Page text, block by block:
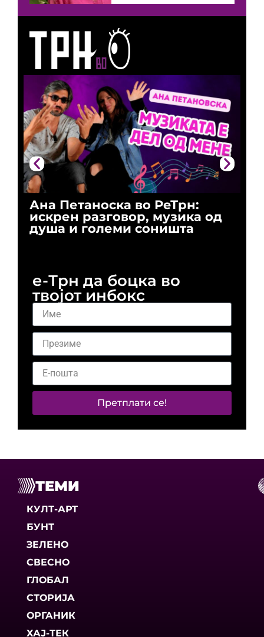
Ана Петаноска во РеТрн:
искрен разговор, музика од
душа и големи соништа
е-Трн да боцка во
твојот инбокс
Претплати се!
ТЕМИ
КУЛТ-АРТ
БУНТ
ЗЕЛЕНО
СВЕСНО
ГЛОБАЛ
СТОРИЈА
ОРГАНИК
ХАЈ-ТЕК